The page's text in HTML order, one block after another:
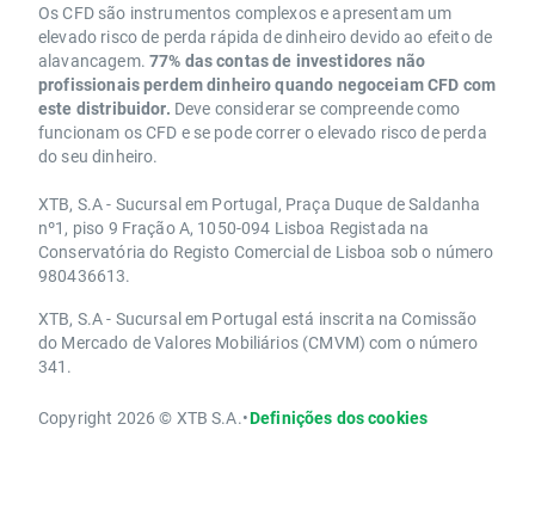
Os CFD são instrumentos complexos e apresentam um
elevado risco de perda rápida de dinheiro devido ao efeito de
alavancagem. 77% das contas de investidores não
profissionais perdem dinheiro quando negoceiam CFD com
este distribuidor. Deve considerar se compreende como
funcionam os CFD e se pode correr o elevado risco de perda
do seu dinheiro.
XTB, S.A - Sucursal em Portugal, Praça Duque de Saldanha
nº1, piso 9 Fração A, 1050-094 Lisboa Registada na
Conservatória do Registo Comercial de Lisboa sob o número
980436613.
XTB, S.A - Sucursal em Portugal está inscrita na Comissão
do Mercado de Valores Mobiliários (CMVM) com o número
341.
Copyright 2026 © XTB S.A.•Definições dos cookies